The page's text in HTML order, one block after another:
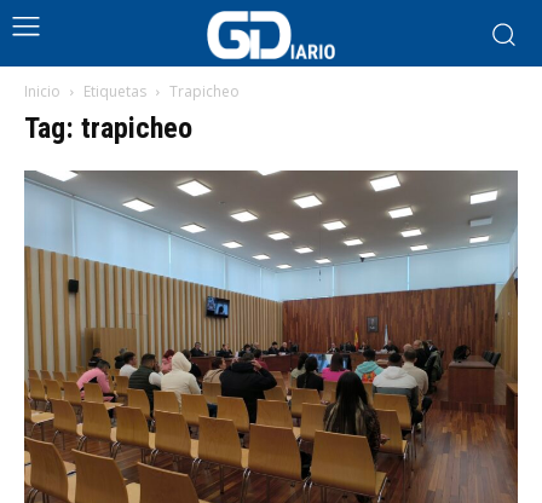
Inicio Etiquetas Trapicheo
Tag: trapicheo